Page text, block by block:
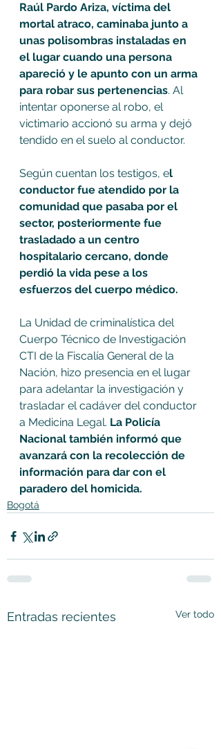
Raúl Pardo Ariza, víctima del
mortal atraco, caminaba junto a
unas polisombras instaladas en
el lugar cuando una persona
apareció y le apunto con un arma
para robar sus pertenencias. Al
intentar oponerse al robo, el
victimario accionó su arma y dejó
tendido en el suelo al conductor.
Según cuentan los testigos, el
conductor fue atendido por la
comunidad que pasaba por el
sector, posteriormente fue
trasladado a un centro
hospitalario cercano, donde
perdió la vida pese a los
esfuerzos del cuerpo médico.
La Unidad de criminalística del
Cuerpo Técnico de Investigación
CTI de la Fiscalía General de la
Nación, hizo presencia en el lugar
para adelantar la investigación y
trasladar el cadáver del conductor
a Medicina Legal. La Policía
Nacional también informó que
avanzará con la recolección de
información para dar con el
paradero del homicida.
Bogotá
Entradas recientes Ver todo